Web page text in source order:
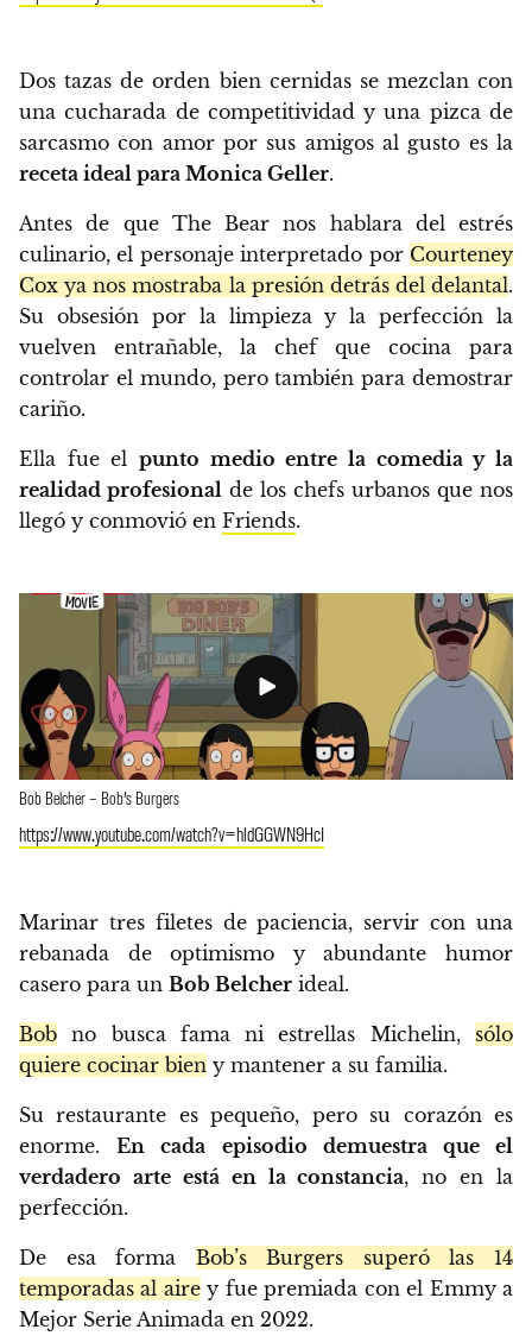
Dos tazas de orden bien cernidas se mezclan con
una cucharada de competitividad y una pizca de
sarcasmo con amor por sus amigos al gusto es la
receta ideal para Monica Geller.
Antes de que The Bear nos hablara del estrés
culinario, el personaje interpretado por Courteney
Cox ya nos mostraba la presión detrás del delantal.
Su obsesión por la limpieza y la perfección la
vuelven entrañable, la chef que cocina para
controlar el mundo, pero también para demostrar
cariño.
Ella fue el punto medio entre la comedia y la
realidad profesional de los chefs urbanos que nos
llegó y conmovió en Friends.
Bob Belcher – Bob’s Burgers
https://www.youtube.com/watch?v=hldGGWN9HcI
Marinar tres filetes de paciencia, servir con una
rebanada de optimismo y abundante humor
casero para un Bob Belcher ideal.
Bob no busca fama ni estrellas Michelin, sólo
quiere cocinar bien y mantener a su familia.
Su restaurante es pequeño, pero su corazón es
enorme.En cada episodio demuestra que el
verdadero arte está en la constancia, no en la
perfección.
De esa forma Bob’s Burgers superó las 14
temporadas al airey fue premiada con el Emmy a
Mejor Serie Animada en 2022.